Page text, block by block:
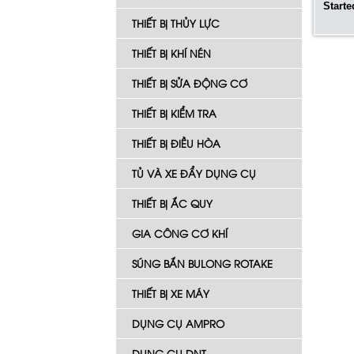
THIẾT BỊ THỦY LỰC
THIẾT BỊ KHÍ NÉN
THIẾT BỊ SỬA ĐỘNG CƠ
THIẾT BỊ KIỂM TRA
THIẾT BỊ ĐIỀU HÒA
TỦ VÀ XE ĐẨY DỤNG CỤ
THIẾT BỊ ẮC QUY
GIA CÔNG CƠ KHÍ
SÚNG BẮN BULONG ROTAKE
THIẾT BỊ XE MÁY
DỤNG CỤ AMPRO